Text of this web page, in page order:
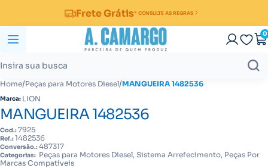
Frete Grátis* CONSULTE AS REGRAS
0
Home/Peças para Motores Diesel/MANGUEIRA 1482536
Marca: LION
MANGUEIRA 1482536
Cod.:7925
Ref.:1482536
Conversão.:487317
Categorias: Peças para Motores Diesel, Sistema Arrefecimento, Peças Por
Marcas Compatíveis